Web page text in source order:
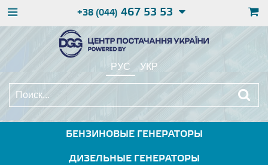
+38 (044) 467 53 53
РУС УКР
БЕНЗИНОВЫЕ ГЕНЕРАТОРЫ
ДИЗЕЛЬНЫЕ ГЕНЕРАТОРЫ